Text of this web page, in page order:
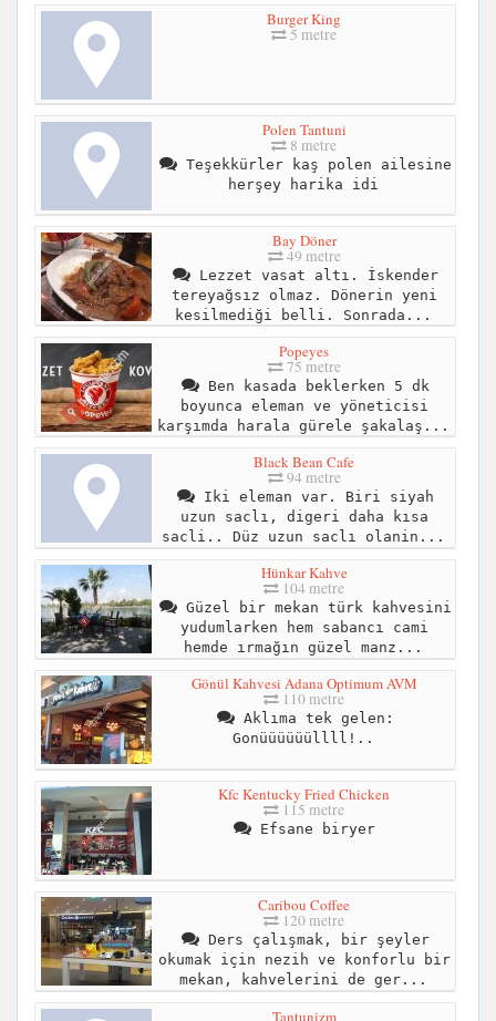
Burger King
5 metre
Polen Tantuni
8 metre
Teşekkürler kaş polen ailesine
herşey harika idi
Bay Döner
49 metre
Lezzet vasat altı. İskender
tereyağsız olmaz. Dönerin yeni
kesilmediği belli. Sonrada...
Popeyes
75 metre
Ben kasada beklerken 5 dk
boyunca eleman ve yöneticisi
karşımda harala gürele şakalaş...
Black Bean Cafe
94 metre
Iki eleman var. Biri siyah
uzun saclı, digeri daha kısa
sacli.. Düz uzun saclı olanin...
Hünkar Kahve
104 metre
Güzel bir mekan türk kahvesini
yudumlarken hem sabancı cami
hemde ırmağın güzel manz...
Gönül Kahvesi Adana Optimum AVM
110 metre
Aklıma tek gelen:
Gonüüüüüüllll!..
Kfc Kentucky Fried Chicken
115 metre
Efsane biryer
Caribou Coffee
120 metre
Ders çalışmak, bir şeyler
okumak için nezih ve konforlu bir
mekan, kahvelerini de ger...
Tantunizm